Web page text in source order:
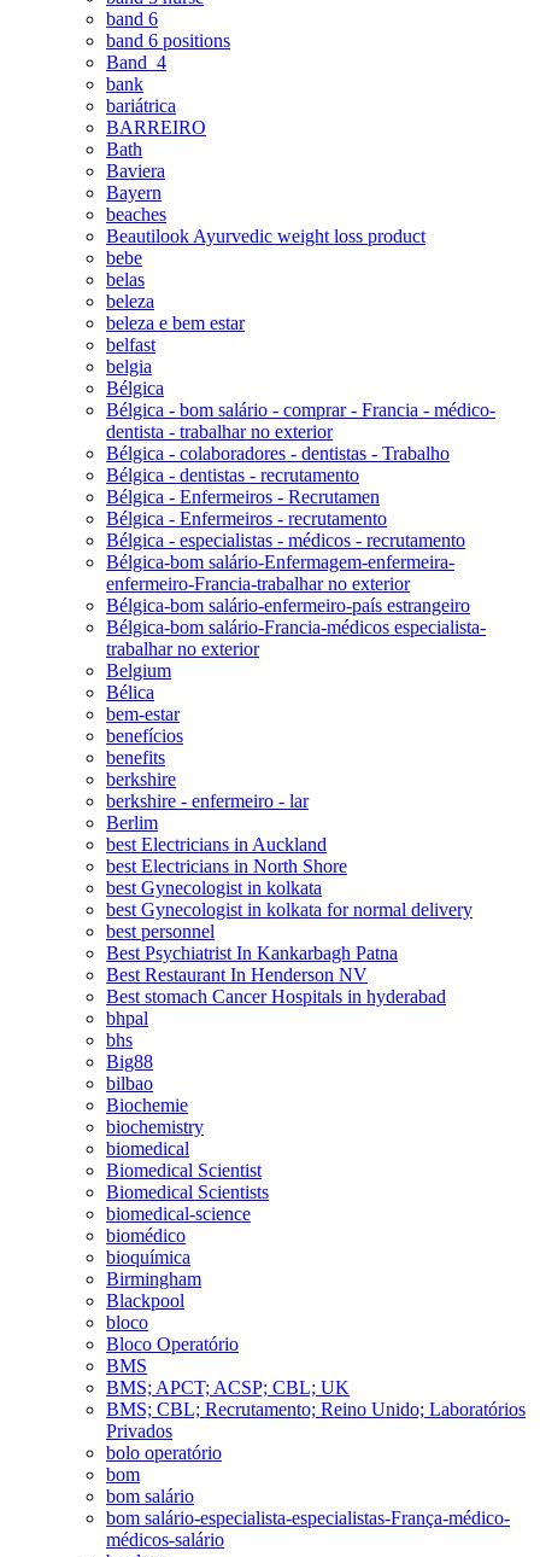
band 6
band 6 positions
Band_4
bank
bariátrica
BARREIRO
Bath
Baviera
Bayern
beaches
Beautilook Ayurvedic weight loss product
bebe
belas
beleza
beleza e bem estar
belfast
belgia
Bélgica
Bélgica - bom salário - comprar - Francia - médico-
dentista - trabalhar no exterior
Bélgica - colaboradores - dentistas - Trabalho
Bélgica - dentistas - recrutamento
Bélgica - Enfermeiros - Recrutamen
Bélgica - Enfermeiros - recrutamento
Bélgica - especialistas - médicos - recrutamento
Bélgica-bom salário-Enfermagem-enfermeira-
enfermeiro-Francia-trabalhar no exterior
Bélgica-bom salário-enfermeiro-país estrangeiro
Bélgica-bom salário-Francia-médicos especialista-
trabalhar no exterior
Belgium
Bélica
bem-estar
benefícios
benefits
berkshire
berkshire - enfermeiro - lar
Berlim
best Electricians in Auckland
best Electricians in North Shore
best Gynecologist in kolkata
best Gynecologist in kolkata for normal delivery
best personnel
Best Psychiatrist In Kankarbagh Patna
Best Restaurant In Henderson NV
Best stomach Cancer Hospitals in hyderabad
bhpal
bhs
Big88
bilbao
Biochemie
biochemistry
biomedical
Biomedical Scientist
Biomedical Scientists
biomedical-science
biomédico
bioquímica
Birmingham
Blackpool
bloco
Bloco Operatório
BMS
BMS; APCT; ACSP; CBL; UK
BMS; CBL; Recrutamento; Reino Unido; Laboratórios
Privados
bolo operatório
bom
bom salário
bom salário-especialista-especialistas-França-médico-
médicos-salário